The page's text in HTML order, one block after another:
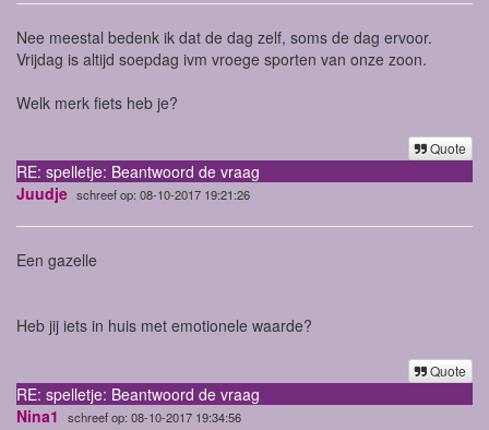
Nee meestal bedenk ik dat de dag zelf, soms de dag ervoor.
Vrijdag is altijd soepdag ivm vroege sporten van onze zoon.
Welk merk fiets heb je?
Quote
RE: spelletje: Beantwoord de vraag
Juudje schreef op: 08-10-2017 19:21:26
Een gazelle
Heb jij iets in huis met emotionele waarde?
Quote
RE: spelletje: Beantwoord de vraag
Nina1
schreef op: 08-10-2017 19:34:56